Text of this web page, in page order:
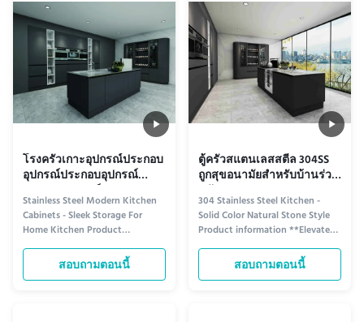
and commercial kitchens, they ... lines and smooth surfaces create
a timeless ...
โรงครัวเกาะอุปกรณ์ประกอบ
อุปกรณ์ประกอบอุปกรณ์
ประกอบอุปกรณ์
Stainless Steel Modern Kitchen
Cabinets - Sleek Storage For
Home Kitchen Product
information Elegant Modern
Kitchen Cabinets in Stainless
Steel Transform your kitchen
สอบถามตอนนี้
ตู้ครัวสแตนเลสสตีล 304SS
ถูกสุขอนามัยสำหรับบ้านร่วม
สมัย
304 Stainless Steel Kitchen -
Solid Color Natural Stone Style
Product information **Elevate
Your Culinary Space with
Timeless Elegance** Transform
your kitchen into a sophisticated
สอบถามตอนนี้